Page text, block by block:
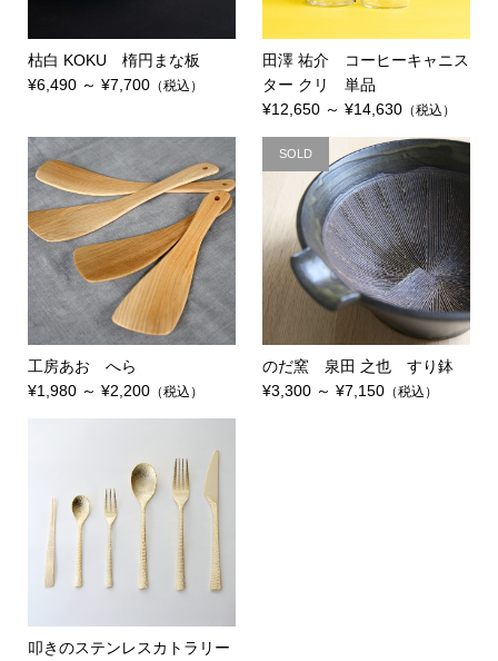
枯白 KOKU 楕円まな板
¥6,490 ～ ¥7,700（税込）
田澤 祐介 コーヒーキャニス
ター クリ 単品
¥12,650 ～ ¥14,630 （税込）
工房あお へら
¥1,980 ～ ¥2,200（税込）
SOLD
のだ窯 泉田 之也 すり鉢
¥3,300 ～ ¥7,150 （税込）
叩きのステンレスカトラリー